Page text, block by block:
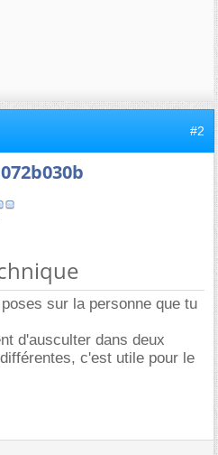
#2
sur la personne que tu
d'ausculter dans deux
c'est utile pour le